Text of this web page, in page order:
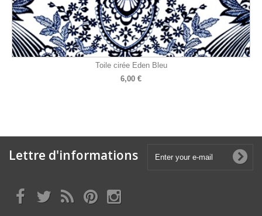
Toile cirée Eden Bleu
6,00 €
Lettre d'informations